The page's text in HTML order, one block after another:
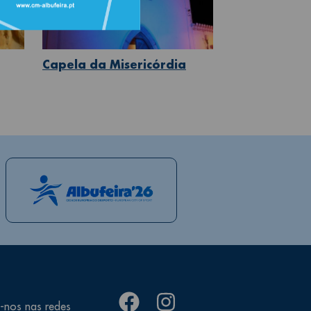
Capela da Misericórdia
nos nas redes
facebook instagram